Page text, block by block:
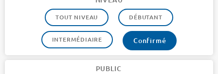
TOUT NIVEAU DÉBUTANT
INTERMÉDIAIRE Confirmé
PUBLIC